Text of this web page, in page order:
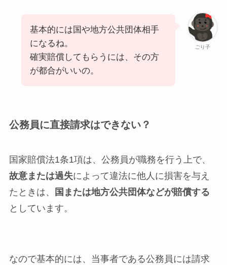
ごり子
基本的には国や地方公共団体相手
になるね。
確実賠償してもらうには、その方
が都合がいいの。
公務員に直接請求はできない？
国家賠償法1条1項は、公務員が職務を行う上で、
故意または過失によって違法に他人に損害を与え
たときは、
国または地方公共団体などが賠償する
としています。
なので基本的には、当事者である公務員には請求